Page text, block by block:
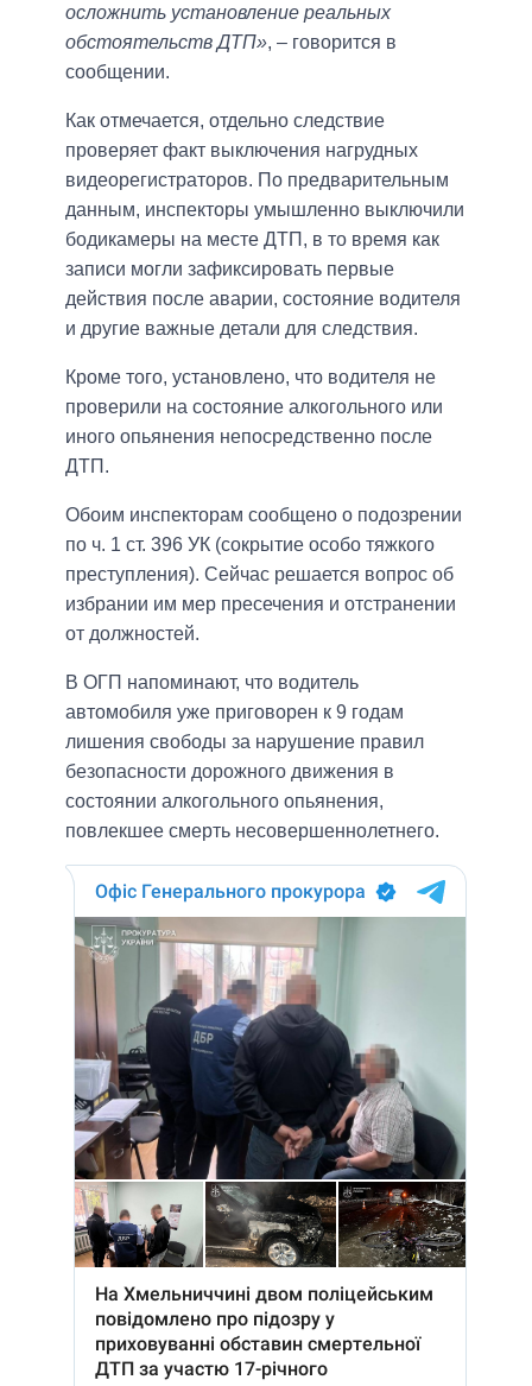
осложнить установление реальных
обстоятельств ДТП», – говорится в
сообщении.
Как отмечается, отдельно следствие
проверяет факт выключения нагрудных
видеорегистраторов. По предварительным
данным, инспекторы умышленно выключили
бодикамеры на месте ДТП, в то время как
записи могли зафиксировать первые
действия после аварии, состояние водителя
и другие важные детали для следствия.
Кроме того, установлено, что водителя не
проверили на состояние алкогольного или
иного опьянения непосредственно после
ДТП.
Обоим инспекторам сообщено о подозрении
по ч. 1 ст. 396 УК (сокрытие особо тяжкого
преступления). Сейчас решается вопрос об
избрании им мер пресечения и отстранении
от должностей.
В ОГП напоминают, что водитель
автомобиля уже приговорен к 9 годам
лишения свободы за нарушение правил
безопасности дорожного движения в
состоянии алкогольного опьянения,
повлекшее смерть несовершеннолетнего.